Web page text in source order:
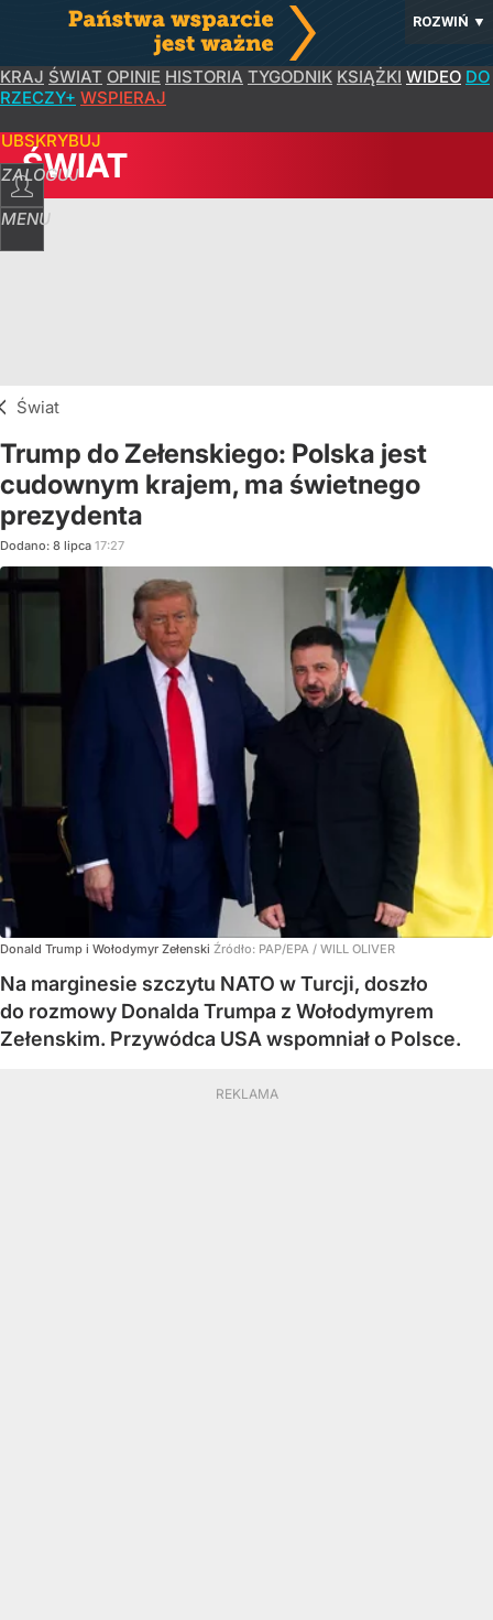
ROZWIŃ ▼
KRAJ ŚWIAT OPINIE HISTORIA TYGODNIK KSIĄŻKI WIDEO DO
RZECZY+ WSPIERAJ
ZALOGUJ
MENU
ŚWIAT
Świat
Trump do Zełenskiego: Polska jest
cudownym krajem, ma świetnego
prezydenta
Dodano: 8 lipca 17:27
Donald Trump i Wołodymyr Zełenski Źródło: PAP/EPA / WILL OLIVER
Na marginesie szczytu NATO w Turcji, doszło
do rozmowy Donalda Trumpa z Wołodymyrem
Zełenskim. Przywódca USA wspomniał o Polsce.